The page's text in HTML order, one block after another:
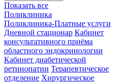
Показать все
Поликлиника
Поликлиника-Платные услуги
Дневной стационар Кабинет
консультативного приёма
областного эндокринологии
Кабинет диабетической
ретинопатии Терапевтическое
отделение Хирургическое